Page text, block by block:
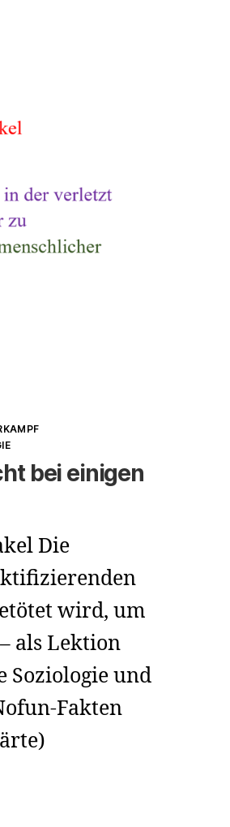
bei einigen
Die
wird, um
als Lektion
Soziologie und
Fakten